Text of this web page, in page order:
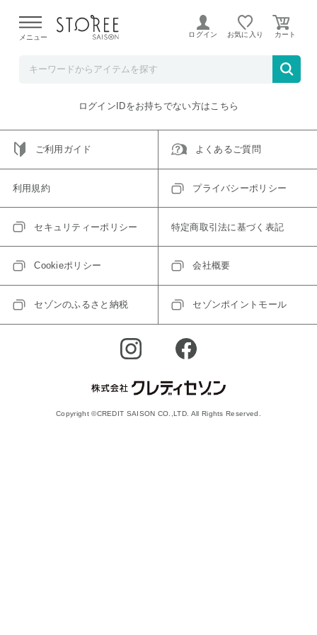
よる配送遅延が発生しております。
メニュー ログイン お気に入り
ご指定のアイテムは取り扱い終了、またはただいま取り扱い
トップへ戻る
ログインIDをお持ちでない方はこちら
ご利用ガイド よくあるご質問
利用規約 プライバシーポリシー
セキュリティーポリシー 特定商取引法に基づく表記
Cookieポリシー 会社概要
セゾンのふるさと納税 セゾンポイントモール
Copyright ©CREDIT SAISON CO.,LTD. All Rights Reserved.